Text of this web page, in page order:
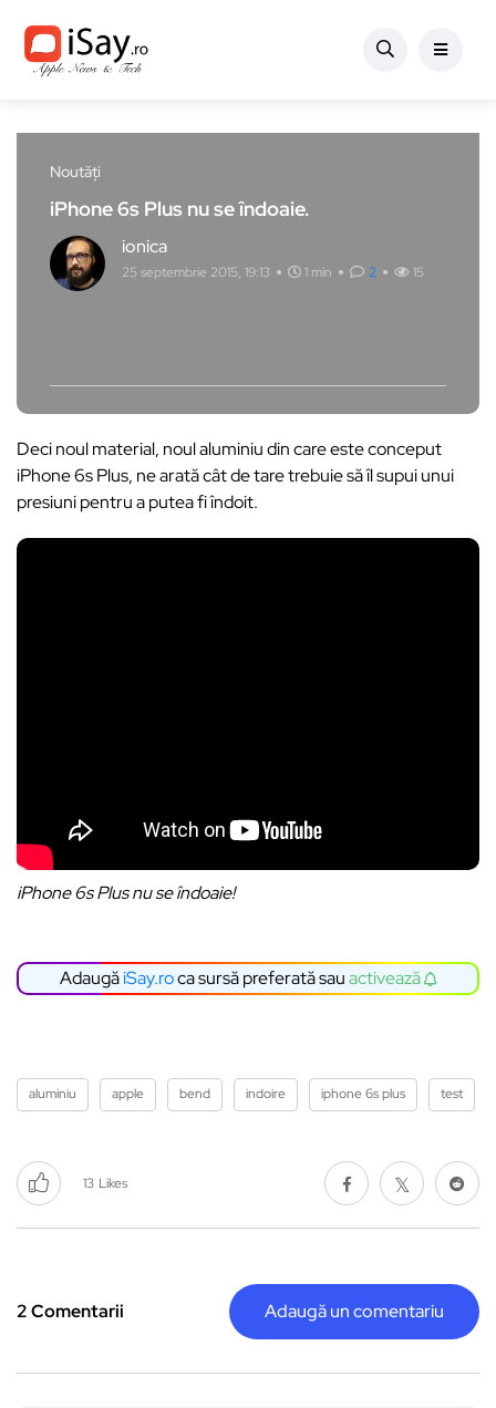
Noutăți
iPhone 6s Plus nu se îndoaie.
ionica
25 septembrie 2015, 19:13 1 min 2 15
Deci noul material, noul aluminiu din care este conceput
iPhone 6s Plus, ne arată cât de tare trebuie să îl supui unui
presiuni pentru a putea fi îndoit.
iPhone 6s Plus nu se îndoaie!
AdaugăiSay.roca sursă preferată sauactivează
aluminiu apple bend indoire iphone 6s plus test
13 Likes
2 Comentarii Adaugă un comentariu